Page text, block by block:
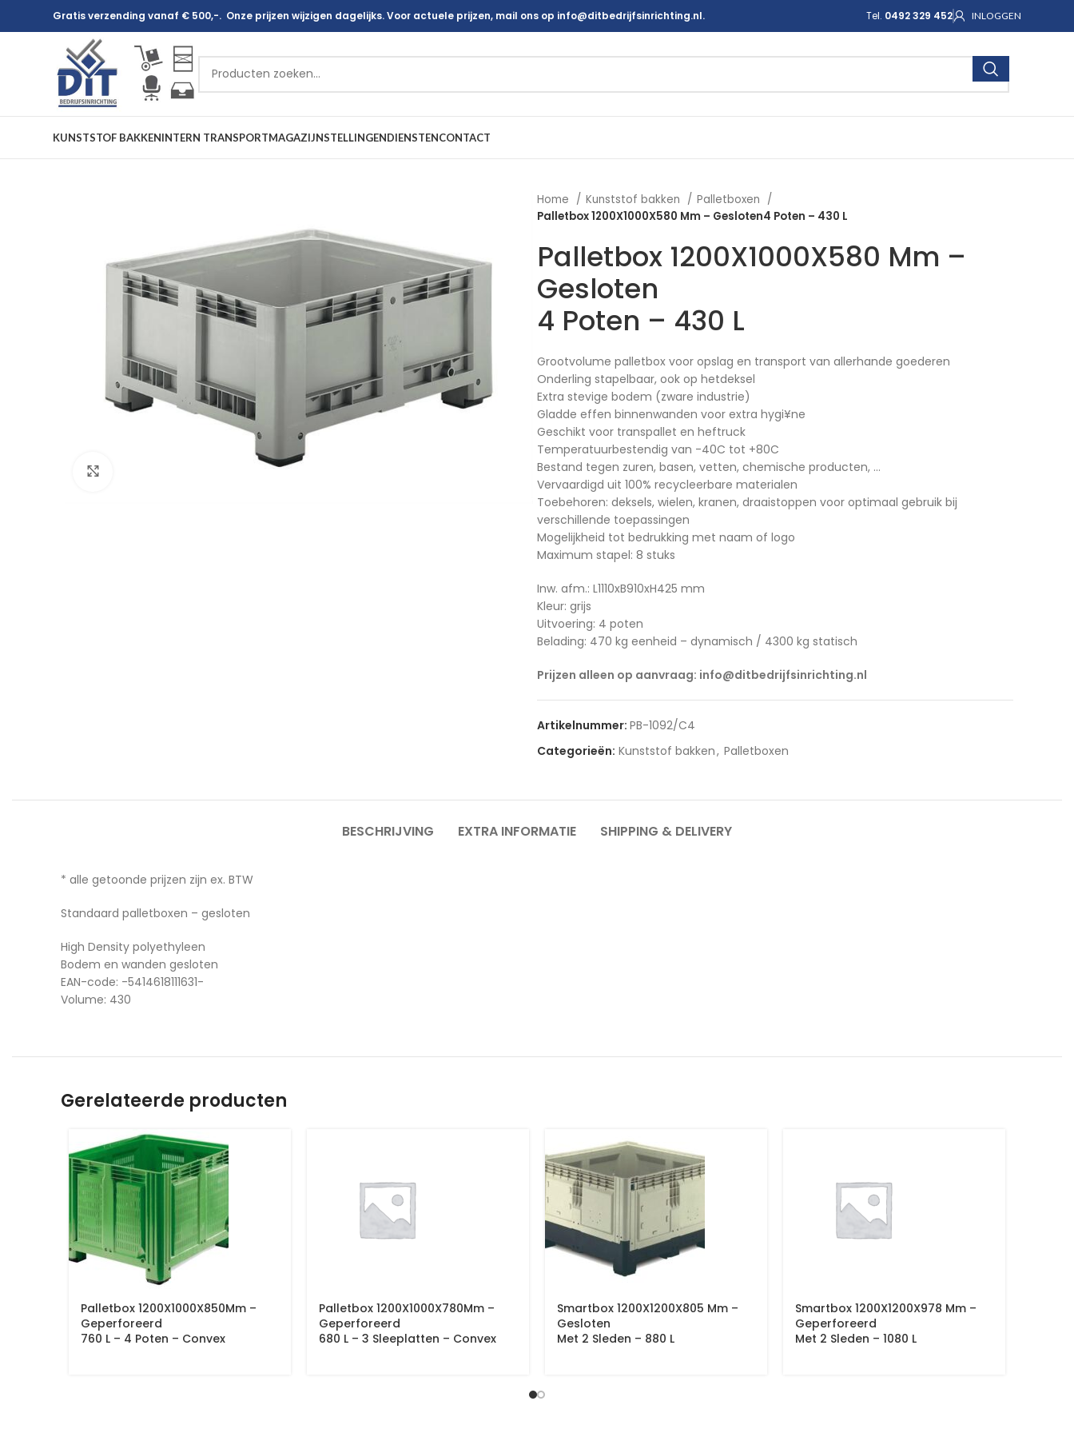
Gratis verzending vanaf € 500,-. Onze prijzen wijzigen dagelijks. Voor actuele prijzen, mail ons op info@ditbedrijfsinrichting.nl. Tel. 0492 329 452 INLOGGEN
KUNSTSTOF BAKKENINTERN TRANSPORTMAGAZIJNSTELLINGENDIENSTENCONTACT
Home Kunststof bakken
Palletboxen
Palletbox 1200X1000X580 Mm – Gesloten4 Poten – 430 L
Palletbox 1200X1000X580 Mm –
Gesloten
4 Poten – 430 L
Grootvolume palletbox voor opslag en transport van allerhande goederen
Onderling stapelbaar, ook op hetdeksel
Extra stevige bodem (zware industrie)
Gladde effen binnenwanden voor extra hygi¥ne
Geschikt voor transpallet en heftruck
Temperatuurbestendig van -40C tot +80C
Bestand tegen zuren, basen, vetten, chemische producten, …
Vervaardigd uit 100% recycleerbare materialen
Toebehoren: deksels, wielen, kranen, draaistoppen voor optimaal gebruik bij
verschillende toepassingen
Mogelijkheid tot bedrukking met naam of logo
Maximum stapel: 8 stuks
Inw. afm.: L1110xB910xH425 mm
Kleur: grijs
Uitvoering: 4 poten
Belading: 470 kg eenheid – dynamisch / 4300 kg statisch
Prijzen alleen op aanvraag: info@ditbedrijfsinrichting.nl
Artikelnummer: PB-1092/C4
Categorieën: Kunststof bakken, Palletboxen
BESCHRIJVING EXTRA INFORMATIE SHIPPING & DELIVERY
* alle getoonde prijzen zijn ex. BTW
Standaard palletboxen – gesloten
High Density polyethyleen
Bodem en wanden gesloten
EAN-code: -5414618111631-
Volume: 430
Gerelateerde producten
Palletbox 1200X1000X850Mm –
Geperforeerd
760 L – 4 Poten – Convex
Palletbox 1200X1000X780Mm –
Geperforeerd
680 L – 3 Sleeplatten – Convex
Smartbox 1200X1200X805 Mm –
Gesloten
Met 2 Sleden – 880 L
Smartbox 1200X1200X978 Mm –
Geperforeerd
Met 2 Sleden – 1080 L